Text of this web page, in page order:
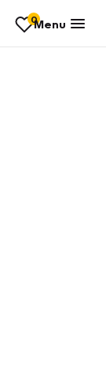
0Menu